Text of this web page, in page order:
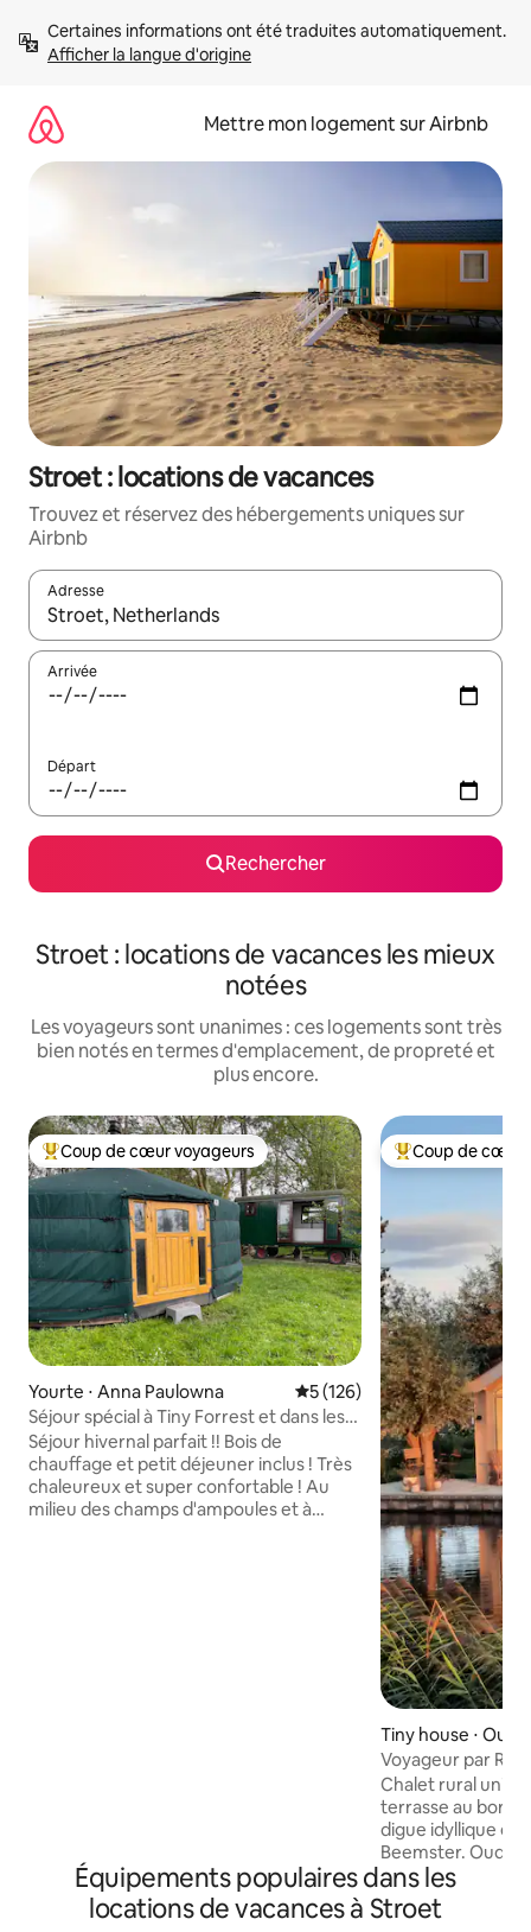
directement
Afficher la langue d'origine
Mettre mon logement sur Airbnb
Stroet : locations de vacances
Trouvez et réservez des hébergements uniques sur
Airbnb
Adresse
Lorsque les résultats s'affichent, utilisez les flèches vers le
Arrivée
Départ
Rechercher
Stroet : locations de vacances les mieux
notées
Les voyageurs sont unanimes : ces logements sont très
bien notés en termes d'emplacement, de propreté et
plus encore.
Coups de cœur voyageurs les plus appréciés
Coup de cœur voyageurs
Yourte ⋅ Anna Paulowna Évaluation moyenne sur la
5 (126)
Séjour spécial à Tiny Forrest et dans les
champs de bulbes
Séjour hivernal parfait !! Bois de
chauffage et petit déjeuner inclus ! Très
chaleureux et super confortable ! Au
milieu des champs d'ampoules et à
Coups de cœur
Coup de cœur
Tiny house ⋅
Voyageur par
Chalet rural
terrasse au bord de l'eau.
digue idyllique
Beemster.
Hoorn et
d'Amsterdam. Le chalet : canapé, table à
manger avec 2
Équipements populaires dans les
locations de vacances à Stroet